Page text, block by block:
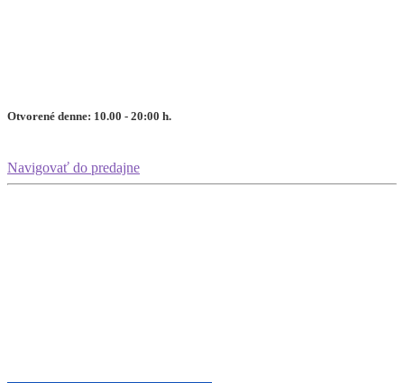
Otvorené denne: 10.00 - 20:00 h.
Navigovať do predajne